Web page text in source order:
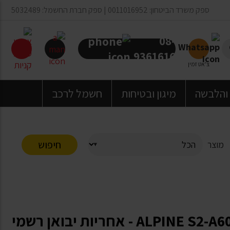
ספק משרד הביטחון: 0011016952 | ספק חברת החשמל: 5032489
צ'אט זמין
08-
9361616
והלבשה מיגון ובטיחות חשמל לרכב
מוצר חיפוש
מגבר ערוץ אחד / מונו בלוק ALPINE S2-A60M - אחריות יבואן רשמי